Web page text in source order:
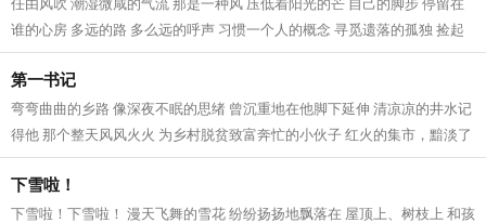
任由风吹 潮湿微咸的气流 那是一种风 压低着阳光的芒 自己的脚步 停留在
谁的心房 多远的路 多么远的呼声 习惯一个人的概念 寻觅遗落的孤独 捡起
陌生使者的低沉 刷洗心影中的声息...
第一书记
弯弯曲曲的乡路 像深夜不眠的思绪 曾沉重地在他脚下延伸 清凉凉的井水记
得他 那个整天风风火火 为乡村脱贫致富奔忙的小伙子 红火的集市，黯淡了
昔日的愁绪和叹息 一路上的牵挂...
下雪啦！
下雪啦！下雪啦！ 漫天飞舞的雪花 纷纷扬扬地飘落在 屋顶上、树枝上 和孩